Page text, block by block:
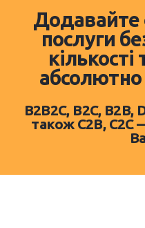
Додавайте
послуги
B2B2C, B2C,
також C2B,